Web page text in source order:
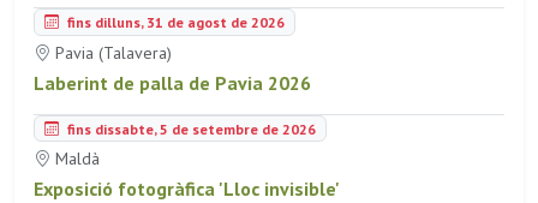
fins dilluns, 31 de agost de 2026
Pavia (Talavera)
Laberint de palla de Pavia 2026
fins dissabte, 5 de setembre de 2026
Maldà
Exposició fotogràfica 'Lloc invisible'